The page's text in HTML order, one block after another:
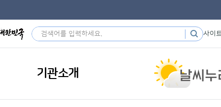
사이
기관소개